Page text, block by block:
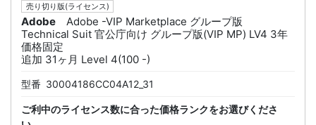
売り切り版(ライセンス)
Adobe
Adobe -VIP Marketplace グループ版
Technical Suit 官公庁向け グループ版(VIP MP) LV4 3年
価格固定
追加 31ヶ月 Level 4(100 -)
型番 30004186CC04A12_31
ご利中のライセンス数に合った価格ランクをお選びくださ